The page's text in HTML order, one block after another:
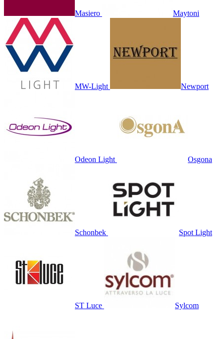
Masiero Maytoni
MW-Light Newport
Odeon Light Osgona
Schonbek Spot Light
ST Luce Sylcom